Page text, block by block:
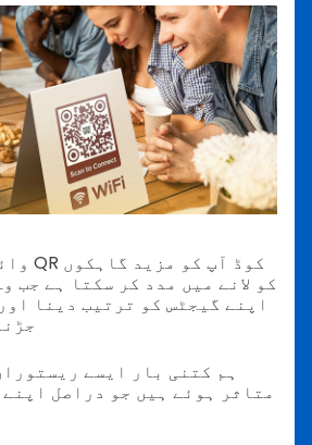
کو لانے میں مدد کر سکتا ہے جب
اپنے گیجٹس کو ترتیب دینا
ہم کتنی بار ایسے
متاثر ہوئے ہیں جو دراصل